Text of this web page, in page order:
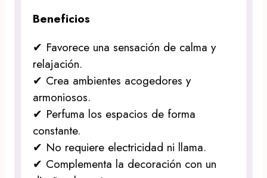
Beneficios
✔ Favorece una sensación de calma y
relajación.
✔ Crea ambientes acogedores y
armoniosos.
✔ Perfuma los espacios de forma
constante.
✔ No requiere electricidad ni llama.
✔ Complementa la decoración con un